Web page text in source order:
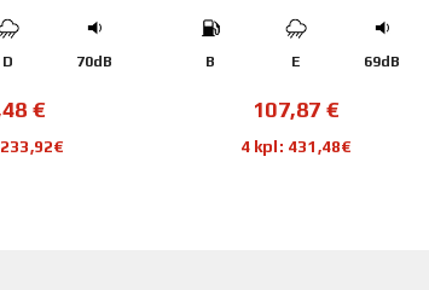
D 70dB
€
B E 69dB
107,87 €
4 kpl: 431,48€